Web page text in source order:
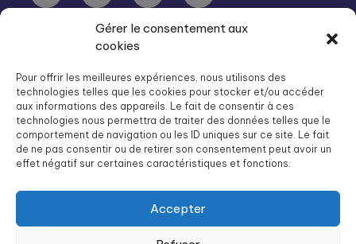
Gérer le consentement aux
cookies
Pour offrir les meilleures expériences, nous utilisons des
technologies telles que les cookies pour stocker et/ou accéder
aux informations des appareils. Le fait de consentir à ces
technologies nous permettra de traiter des données telles que le
comportement de navigation ou les ID uniques sur ce site. Le fait
de ne pas consentir ou de retirer son consentement peut avoir un
effet négatif sur certaines caractéristiques et fonctions.
Accepter
Groupe SOS Seniors est une association du Groupe SOS
dg.seniors@groupe-sos.org
ARPAVIE est une association du Groupe SOS